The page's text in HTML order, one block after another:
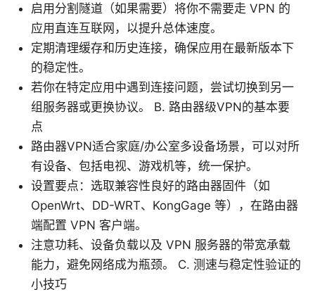
启用分割隧道（如果需要）将你不需要走 VPN 的
应用直连互联网，以提升总体速度。
定期清理缓存和历史连接，确保应用在最新版本下
的稳定性。
若你在特定应用中遇到连接问题，尝试切换到另一
组服务器或更换协议。 B. 路由器级VPN的基本要
点
路由器VPN适合家庭/办公室多设备场景，可以对所
有设备、包括电视、游戏机等，统一保护。
设置要点：选取兼容性良好的路由器固件（如
OpenWrt、DD-WRT、KongGage 等），在路由器
端配置 VPN 客户端。
注意功耗、设备负载以及 VPN 服务器的带宽承载
能力，避免网络成为瓶颈。 C. 测速与稳定性验证的
小技巧